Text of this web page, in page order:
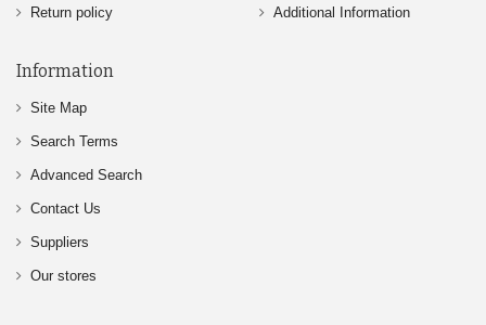
Return policy Additional Information
Information
Site Map
Search Terms
Advanced Search
Contact Us
Suppliers
Our stores